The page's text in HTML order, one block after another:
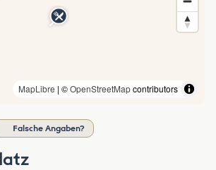
MapLibre | ©OpenStreetMapcontributors
Falsche Angaben?